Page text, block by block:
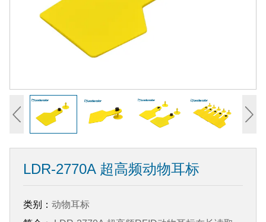
LDR-2770A 超高频动物耳标
类别：动物耳标